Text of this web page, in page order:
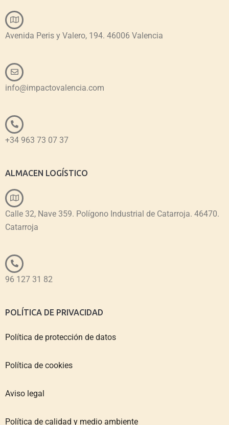
Avenida Peris y Valero, 194. 46006 Valencia
info@impactovalencia.com
+34 963 73 07 37
ALMACEN LOGÍSTICO
Calle 32, Nave 359. Polígono Industrial de Catarroja. 46470.
Catarroja
96 127 31 82
POLÍTICA DE PRIVACIDAD
Política de protección de datos
Política de cookies
Aviso legal
Política de calidad y medio ambiente